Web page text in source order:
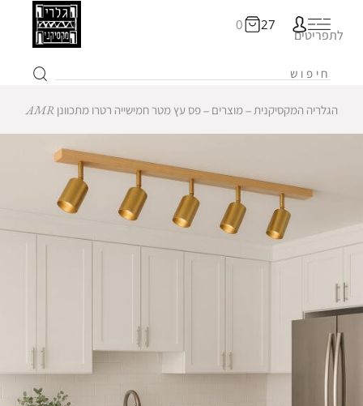
27
0
לתפריטים
הגלריה המקסיקנית ‒מוצרים ‒פס עץ מטר חמישייה רטרו מתכוונן AMR